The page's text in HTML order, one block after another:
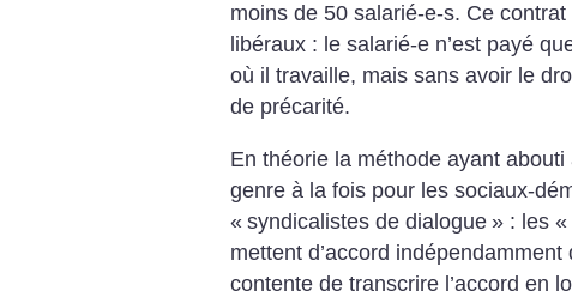
moins de 50 salarié-e-s. Ce
libéraux : le salarié-e n’est payé
où il travaille, mais sans avoir le
de précarité.
En théorie la méthode ayant abouti
genre à la fois pour les sociaux-
« syndicalistes de dialogue » : les «
mettent d’accord
contente de transcrire l’accord en